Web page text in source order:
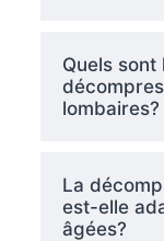
Quels sont
lombaires?
La
est-elle
âgées?